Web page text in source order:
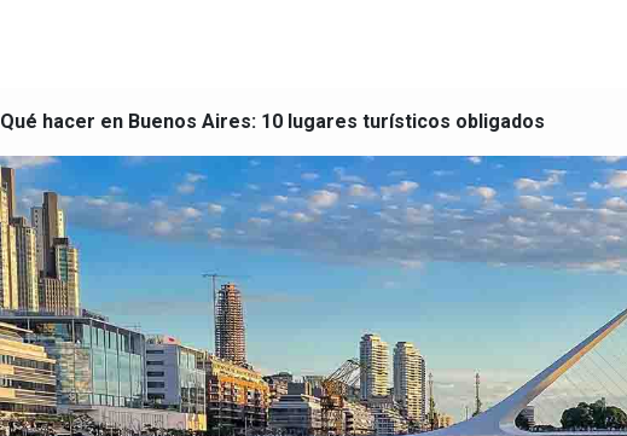
Qué hacer en Buenos Aires: 10 lugares turísticos obligados